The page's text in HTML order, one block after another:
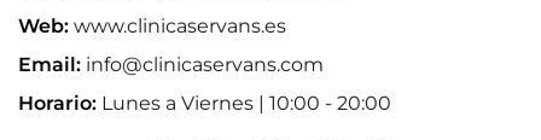
Web: www.clinicaservans.es
Email: info@clinicaservans.com
Horario: Lunes a Viernes | 10:00 - 20:00